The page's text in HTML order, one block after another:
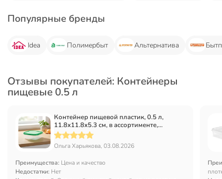
Популярные бренды
Idea Полимербыт Альтернатива
Отзывы покупателей: Контейнеры
пищевые 0.5 л
Контейнер пищевой пластик, 0.5 л,
11.8х11.8х5.3 см, в ассортименте,
квадратный, Стандарт Пластик Групп
Ольга Харьякова, 03.08.2026
Преимущества: Цена и качество
Недостатки: Нет